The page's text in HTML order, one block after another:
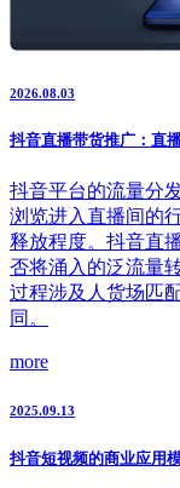
2026.08.03
抖音直播带货推广：直
抖音平台的流量分
浏览进入直播间的
释放程度。抖音直
否将涌入的泛流量
过程涉及人货场匹
同。
more
2025.09.13
抖音短视频的商业应用